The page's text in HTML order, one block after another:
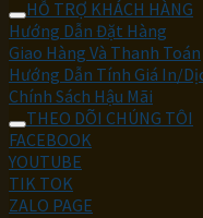
HỖ TRỢ KHÁCH HÀNG
Hướng Dẫn Đặt Hàng
Giao Hàng Và Thanh Toán
Hướng Dẫn Tính Giá In/
Chính Sách Hậu Mãi
THEO DÕI CHÚNG TÔI
FACEBOOK
YOUTUBE
TIK TOK
ZALO PAGE